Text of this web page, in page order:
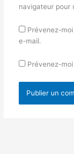
navigateur pour
Prévenez-
e-mail.
Prévenez-